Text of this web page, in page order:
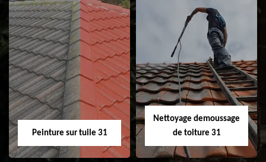
Nettoyage et
ravalement de
façade 31
Isolation toiture 31
Peinture sur tuile 31
Nettoyage demoussage
de toiture 31